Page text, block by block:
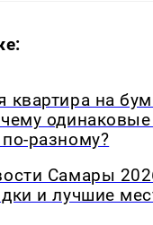
квартира на
разному?
Самары
и лучшие